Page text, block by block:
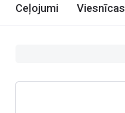
Ceļojumi Viesnīcas